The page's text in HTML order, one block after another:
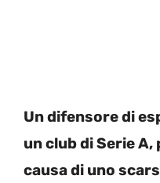
Un difensore di
un club di Serie
causa di uno